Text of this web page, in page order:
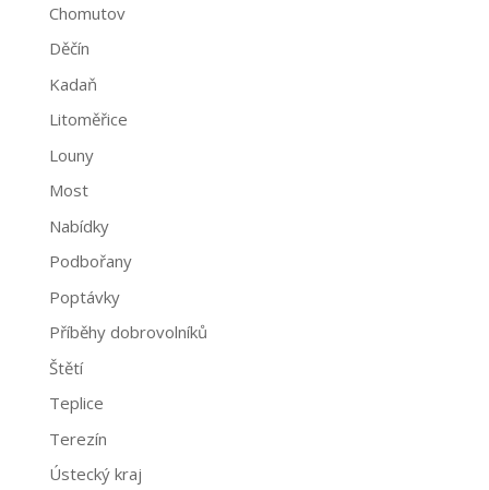
Chomutov
Děčín
Kadaň
Litoměřice
Louny
Most
Nabídky
Podbořany
Poptávky
Příběhy dobrovolníků
Štětí
Teplice
Terezín
Ústecký kraj